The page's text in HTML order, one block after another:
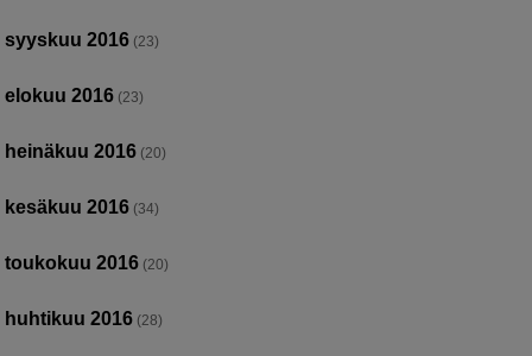
syyskuu 2016 (23)
elokuu 2016 (23)
heinäkuu 2016 (20)
kesäkuu 2016 (34)
toukokuu 2016 (20)
huhtikuu 2016 (28)